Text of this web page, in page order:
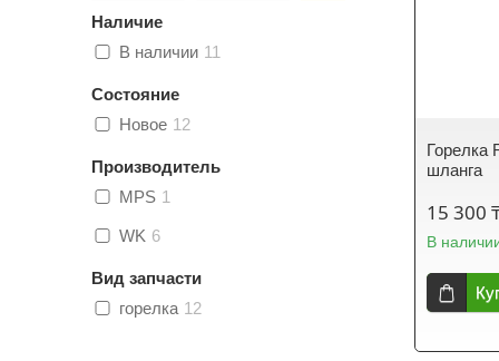
Горелка
шланга
15 300
В
Наличие
В наличии 11
Состояние
Новое 12
Производитель
MPS 1
WK 6
Вид запчасти
горелка 12